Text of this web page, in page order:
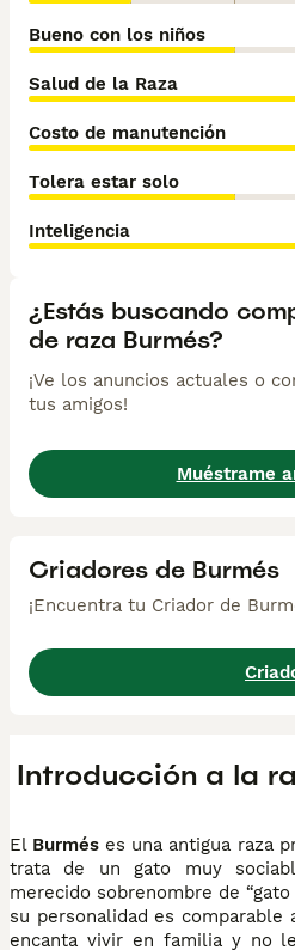
Bueno con los niños
Salud de la Raza
Costo de manutención
Tolera estar solo
Inteligencia
¿Estás buscando
de raza Burmés?
¡Ve los anuncios actuales o
tus amigos!
Muéstrame
Criadores de Burmés
¡Encuentra tu Criador de
Introducción a la
El Burmés es una antigua raza
trata de un gato muy
merecido sobrenombre de
su personalidad es
encanta vivir en familia y no